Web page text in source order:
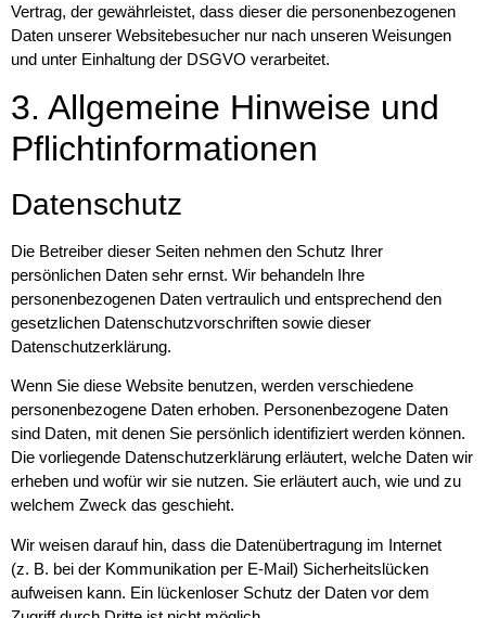
Vertrag, der gewährleistet, dass dieser die personenbezogenen
Daten unserer Websitebesucher nur nach unseren Weisungen
und unter Einhaltung der DSGVO verarbeitet.
3. Allgemeine Hinweise und
Pflicht­informationen
Datenschutz
Die Betreiber dieser Seiten nehmen den Schutz Ihrer
persönlichen Daten sehr ernst. Wir behandeln Ihre
personenbezogenen Daten vertraulich und entsprechend den
gesetzlichen Datenschutzvorschriften sowie dieser
Datenschutzerklärung.
Wenn Sie diese Website benutzen, werden verschiedene
personenbezogene Daten erhoben. Personenbezogene Daten
sind Daten, mit denen Sie persönlich identifiziert werden können.
Die vorliegende Datenschutzerklärung erläutert, welche Daten wir
erheben und wofür wir sie nutzen. Sie erläutert auch, wie und zu
welchem Zweck das geschieht.
Wir weisen darauf hin, dass die Datenübertragung im Internet
(z. B. bei der Kommunikation per E-Mail) Sicherheitslücken
aufweisen kann. Ein lückenloser Schutz der Daten vor dem